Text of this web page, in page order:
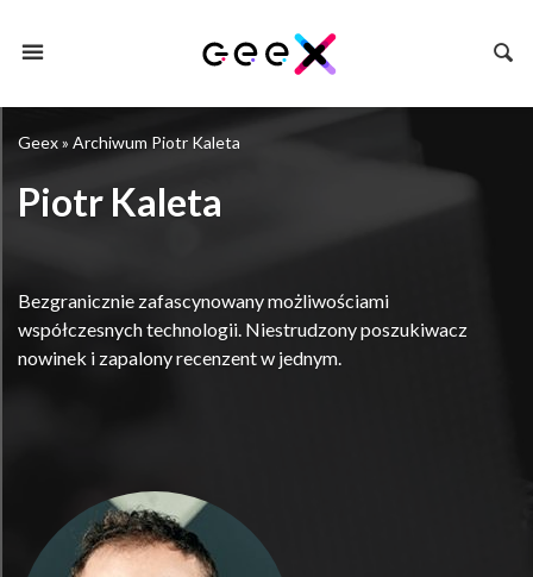
Geex» Archiwum Piotr Kaleta
Piotr Kaleta
Bezgranicznie zafascynowany możliwościami
współczesnych technologii. Niestrudzony poszukiwacz
nowinek i zapalony recenzent w jednym.